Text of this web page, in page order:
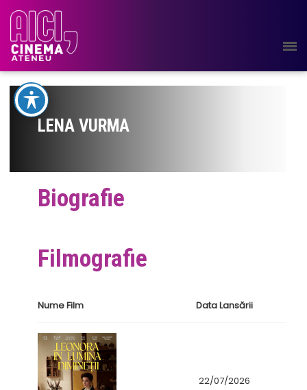
LENA VURMA
Biografie
Filmografie
Nume Film Data Lansării
22/07/2026